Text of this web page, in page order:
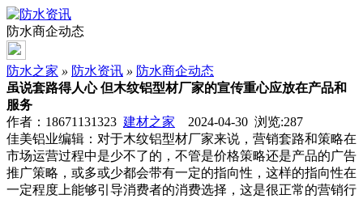
防水商企动态
防水之家 » 防水资讯 » 防水商企动态
虽说套路得人心 但木纹铝型材厂家的宣传重心应放在产品和
服务
作者：18671131323 建材之家 2024-04-30 浏览:287
佳美铝业编辑：对于木纹铝型材厂家来说，营销套路和策略在
市场运营过程中是少不了的，不管是价格策略还是产品的广告
推广策略，或多或少都会带有一定的指向性，这样的指向性在
一定程度上能够引导消费者的消费选择，这是很正常的营销行